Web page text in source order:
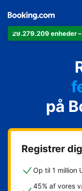
29.279.209 enheder
dit
dit
på
Registrer
Op til 1 million
45% af vores